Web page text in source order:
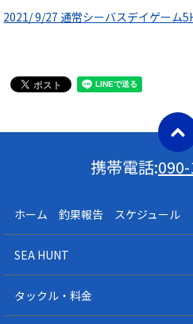
2021/ 9/27 通常シーバスデイゲーム
携帯電話:
ホーム 釣果報告 スケジュール
SEA HUNT
タックル・料金